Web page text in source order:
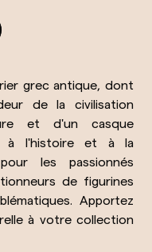
grec antique, dont
de la civilisation
et d'un casque
à l'histoire et à la
les passionnés
de figurines
Apportez
à votre collection